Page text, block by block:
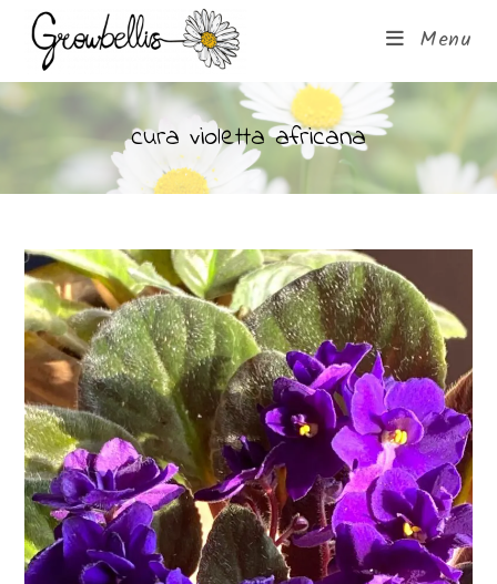
Menu
cura violetta africana